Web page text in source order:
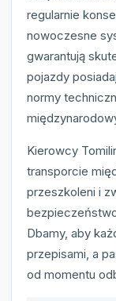
regularnie
nowoczesne
gwarantują
pojazdy
normy
Kierowcy
transporcie
przeszkoleni i
Dbamy, aby
przepisami, a
od momentu